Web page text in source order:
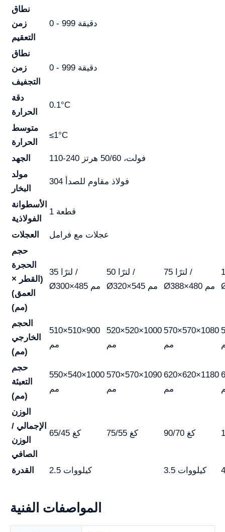
نطاق
زمن
التعقيم
0 - 999 دقيقة
نطاق
زمن
التجفيف
0 - 999 دقيقة
دقة
الحرارة
0.1°C
متوسط
الحرارة
≤1°C
الجهد
110-240 فولت، 50/60 هرتز
مولد
البخار
304 فولاذ مقاوم للصدأ
الأسطوانة
الفولاذية
1 قطعة
العجلات
عجلات مع فرامل
حجم
الحجرة
(القطر ×
العمق)
(مم)
35 لترًا /
Ø300×485 مم
50 لترًا /
Ø320×545 مم
75 لترًا /
Ø388×480 مم
/
الحجم
الخارجي
(مم)
510×510×900
مم
520×520×1000
مم
570×570×1080
مم
حجم
التعبئة
(مم)
550×540×1000
مم
570×570×1090
مم
620×620×1180
مم
الوزن
الإجمالي /
الوزن
الصافي
65/45 كغ 75/55 كغ 90/70 كغ
القدرة 2.5 كيلووات 3.5 كيلووات
المواصفات الفنية